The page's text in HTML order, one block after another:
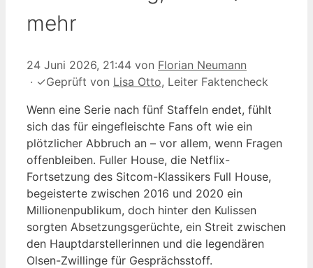
mehr
24 Juni 2026, 21:44 von Florian Neumann
· ✓Geprüft von Lisa Otto, Leiter Faktencheck
Wenn eine Serie nach fünf Staffeln endet, fühlt
sich das für eingefleischte Fans oft wie ein
plötzlicher Abbruch an – vor allem, wenn Fragen
offenbleiben. Fuller House, die Netflix-
Fortsetzung des Sitcom-Klassikers Full House,
begeisterte zwischen 2016 und 2020 ein
Millionenpublikum, doch hinter den Kulissen
sorgten Absetzungsgerüchte, ein Streit zwischen
den Hauptdarstellerinnen und die legendären
Olsen-Zwillinge für Gesprächsstoff.